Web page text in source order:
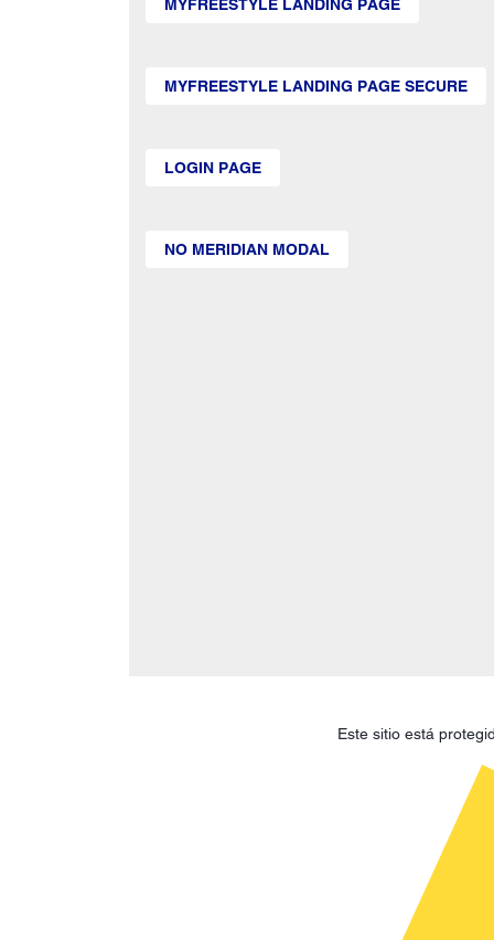
MYFREESTYLE LANDING PAGE
MYFREESTYLE LANDING PAGE SECURE
LOGIN PAGE
NO MERIDIAN MODAL
Este sitio está